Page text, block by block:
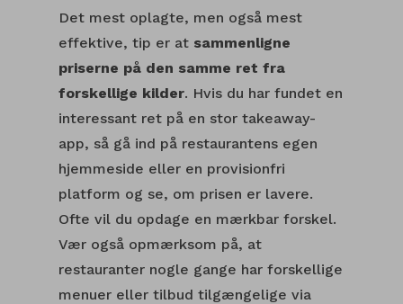
Det mest oplagte, men også mest
effektive, tip er at sammenligne
priserne på den samme ret fra
forskellige kilder. Hvis du har fundet en
interessant ret på en stor takeaway-
app, så gå ind på restaurantens egen
hjemmeside eller en provisionfri
platform og se, om prisen er lavere.
Ofte vil du opdage en mærkbar forskel.
Vær også opmærksom på, at
restauranter nogle gange har forskellige
menuer eller tilbud tilgængelige via